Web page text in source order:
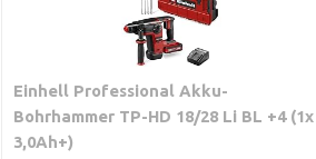
Einhell Professional Akku-
Bohrhammer TP-HD 18/28 Li BL +4 (1x
3,0Ah+)